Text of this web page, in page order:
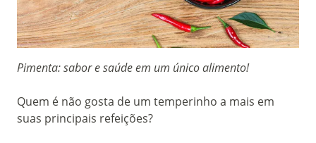
Pimenta: sabor e saúde em um único alimento!
Quem é não gosta de um temperinho a mais em
suas principais refeições?